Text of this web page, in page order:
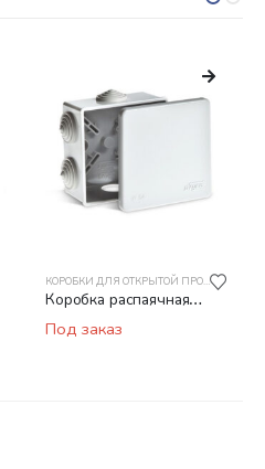
КОРОБКИ ДЛЯ ОТКРЫТОЙ ПРОВОДКИ
Коробка распаячная
TYCO 67040
Под заказ